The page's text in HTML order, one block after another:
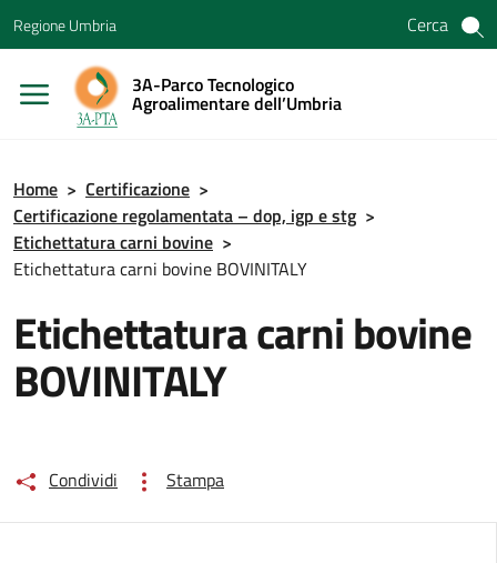
Vai al menu di navigazione
Vai al footer
Regione Umbria Cerca
3A-Parco Tecnologico
Agroalimentare dell’Umbria
Home > Certificazione >
Certificazione regolamentata – dop, igp e stg >
Etichettatura carni bovine >
Etichettatura carni bovine BOVINITALY
Etichettatura carni bovine
BOVINITALY
Condividi Stampa